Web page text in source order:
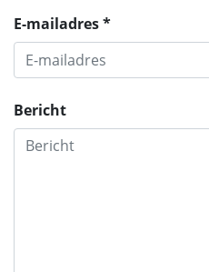
E-mailadres *
Bericht